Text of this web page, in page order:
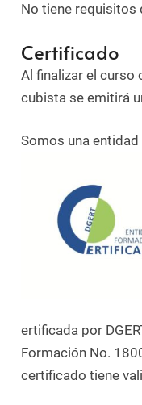
No tiene requisitos
Certificado
Al finalizar el curso
cubista se emitirá
Somos una
ertificada por
Formación No.
certificado tiene